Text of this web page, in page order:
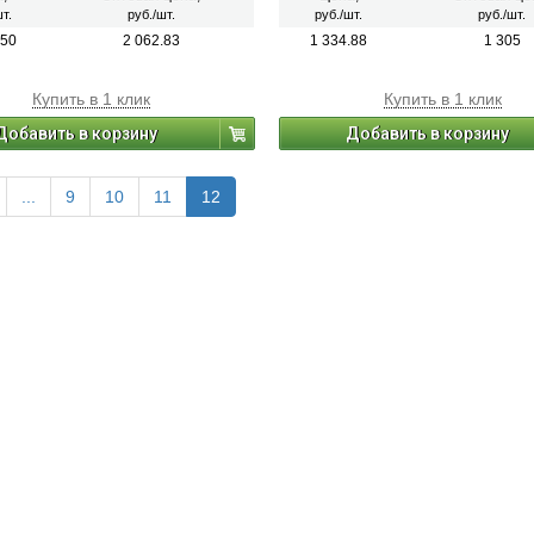
облицовочных работ и работ по
полов.
руб./шт.
2 062.83
Купить в 1 клик
в корзину
упаковке.
руб./шт. руб./шт.
1 334.88 1 305
Купить в 1 клик
Добавить в корзину
9 10 11 12